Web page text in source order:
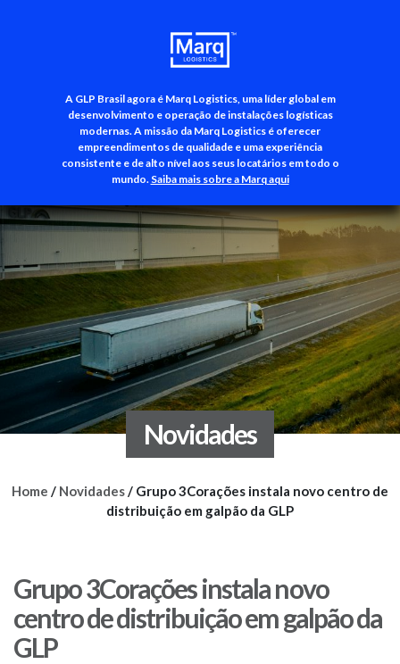
A GLP Brasil agora é Marq Logistics, uma líder global em
desenvolvimento e operação de instalações logísticas
modernas. A missão da Marq Logistics é oferecer
empreendimentos de qualidade e uma experiência
consistente e de alto nível aos seus locatários em todo o
mundo. Saiba mais sobre a Marq aqui
+55 (11) 3500-3700
Novidades
Home / Novidades/ Grupo 3Corações instala novo centro de
distribuição em galpão da GLP
Grupo 3Corações instala novo
centro de distribuição em galpão da
GLP